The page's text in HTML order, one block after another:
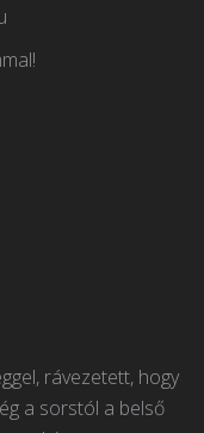
rávezetett, hogy
a sorstól a belső